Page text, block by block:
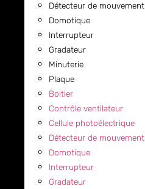
Détecteur de mouvement
Domotique
Interrupteur
Gradateur
Minuterie
Plaque
Boitier
Contrôle ventilateur
Cellule photoélectrique
Détecteur de mouvement
Domotique
Interrupteur
Gradateur